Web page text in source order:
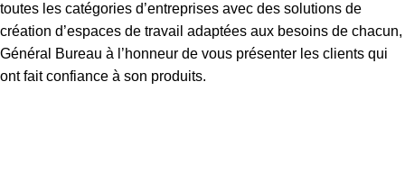
toutes les catégories d’entreprises avec des solutions de
création d’espaces de travail adaptées aux besoins de chacun,
Général Bureau à l’honneur de vous présenter les clients qui
ont fait confiance à son produits.